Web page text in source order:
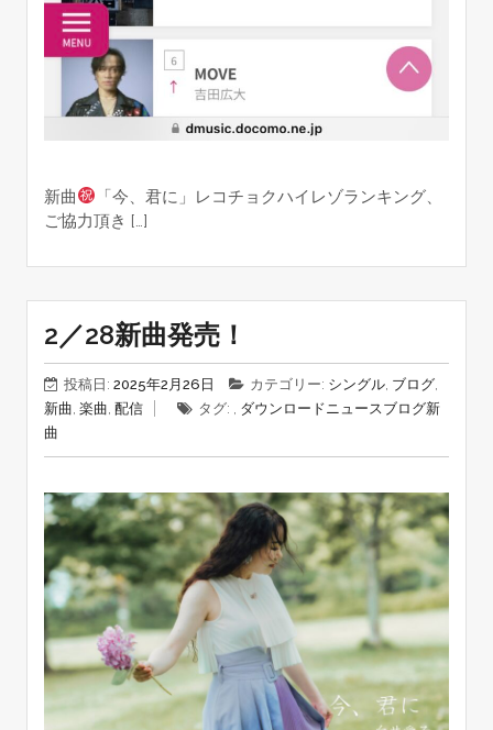
新曲
「今、君に」レコチョクハイレゾランキング、
ご協力頂き […]
2／28新曲発売！
投稿日: 2025年2月26日 カテゴリー: シングル, ブログ,
新曲 楽曲 配信 タグ: , ダウンロード ニュース ブログ新
曲